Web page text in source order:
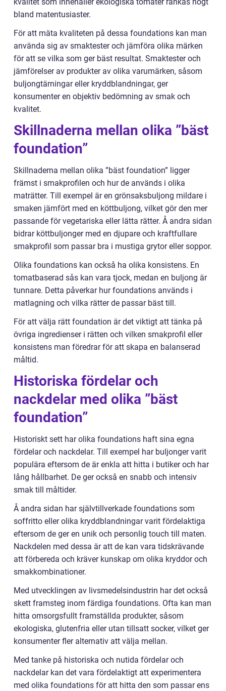
bland matentusiaster.
För att mäta kvaliteten på dessa foundations kan man
använda sig av smaktester och jämföra olika märken
för att se vilka som ger bäst resultat. Smaktester och
jämförelser av produkter av olika varumärken, såsom
buljongtärningar eller kryddblandningar, ger
konsumenter en objektiv bedömning av smak och
kvalitet.
Skillnaderna mellan olika ”bäst
foundation”
Skillnaderna mellan olika ”bäst foundation” ligger
främst i smakprofilen och hur de används i olika
maträtter. Till exempel är en grönsaksbuljong mildare i
smaken jämfört med en köttbuljong, vilket gör den mer
passande för vegetariska eller lätta rätter. Å andra sidan
bidrar köttbuljonger med en djupare och kraftfullare
smakprofil som passar bra i mustiga grytor eller soppor.
Olika foundations kan också ha olika konsistens. En
tomatbaserad sås kan vara tjock, medan en buljong är
tunnare. Detta påverkar hur foundations används i
matlagning och vilka rätter de passar bäst till.
För att välja rätt foundation är det viktigt att tänka på
övriga ingredienser i rätten och vilken smakprofil eller
konsistens man föredrar för att skapa en balanserad
måltid.
Historiska fördelar och
nackdelar med olika ”bäst
foundation”
Historiskt sett har olika foundations haft sina egna
fördelar och nackdelar. Till exempel har buljonger varit
populära eftersom de är enkla att hitta i butiker och har
lång hållbarhet. De ger också en snabb och intensiv
smak till måltider.
Å andra sidan har självtillverkade foundations som
soffritto eller olika kryddblandningar varit fördelaktiga
eftersom de ger en unik och personlig touch till maten.
Nackdelen med dessa är att de kan vara tidskrävande
att förbereda och kräver kunskap om olika kryddor och
smakkombinationer.
Med utvecklingen av livsmedelsindustrin har det också
skett framsteg inom färdiga foundations. Ofta kan man
hitta omsorgsfullt framställda produkter, såsom
ekologiska, glutenfria eller utan tillsatt socker, vilket ger
konsumenter fler alternativ att välja mellan.
Med tanke på historiska och nutida fördelar och
nackdelar kan det vara fördelaktigt att experimentera
med olika foundations för att hitta den som passar ens